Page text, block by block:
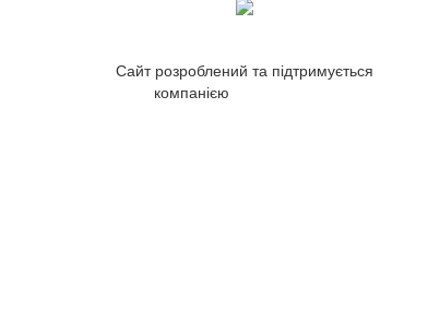
Сайт розроблений та підтримується
компанією